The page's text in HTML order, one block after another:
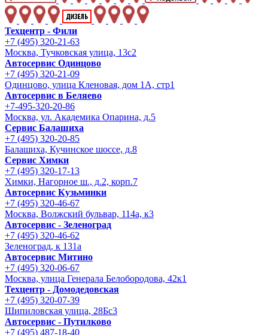
Техцентр - Фили
+7 (495) 320-21-63
Москва, Тучковская улица, 13с2
Автосервис Одинцово
+7 (495) 320-21-09
Одинцово, улица Кленовая, дом 1А, стр1
Автосервис в Беляево
+7-495-320-20-86
Москва, ул. Академика Опарина, д.5
Сервис Балашиха
+7 (495) 320-20-85
Балашиха, Кучинское шоссе, д.8
Сервис Химки
+7 (495) 320-17-13
Химки, Нагорное ш., д.2, корп.7
Автосервис Кузьминки
+7 (495) 320-46-67
Москва, Волжский бульвар, 114а, к3
Автосервис - Зеленоград
+7 (495) 320-46-62
Зеленоград, к 131а
Автосервис Митино
+7 (495) 320-06-67
Москва, улица Генерала Белобородова, 42к1
Техцентр - Домодедовская
+7 (495) 320-07-39
Шипиловская улица, 28Бс3
Автосервис - Путилково
+7 (495) 487-18-40